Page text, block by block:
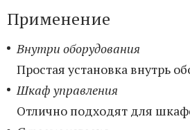
Применение
Внутри оборудования
Простая установка внутрь
Шкаф управления
Отлично подходят для